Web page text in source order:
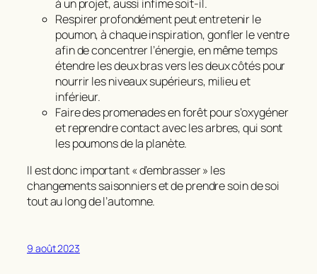
à un projet, aussi infime soit-il.
Respirer profondément peut entretenir le
poumon, à chaque inspiration, gonfler le ventre
afin de concentrer l’énergie, en même temps
étendre les deux bras vers les deux côtés pour
nourrir les niveaux supérieurs, milieu et
inférieur.
Faire des promenades en forêt pour s’oxygéner
et reprendre contact avec les arbres, qui sont
les poumons de la planète.
Il est donc important « d’embrasser » les
changements saisonniers et de prendre soin de soi
tout au long de l’automne.
9 août 2023